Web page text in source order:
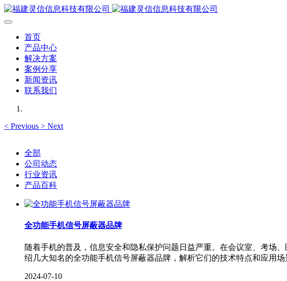
首页
产品中心
解决方案
案例分享
新闻资讯
联系我们
< Previous > Next
全部
公司动态
行业资讯
产品百科
全功能手机信号屏蔽器品牌
随着手机的普及，信息安全和隐私保护问题日益严重。在会议室、考场
绍几大知名的全功能手机信号屏蔽器品牌，解析它们的技术特点和应用场
2024-07-10